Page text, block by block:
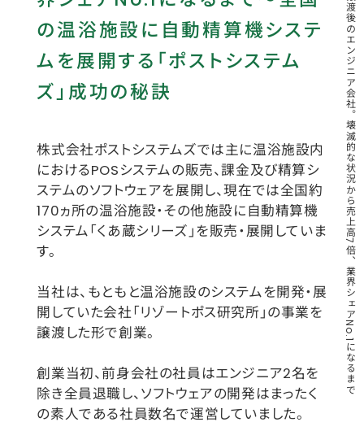
素人だらけでスタートした事業譲渡後のエンジニア会社。壊滅的な状況から売上高7倍、業界シェアNo.1になるまで
#ラフィネマルシェ #KINAN Racing Team
#スポーツ #リバース東京
#ボディワークホールディングス
#アスリート支援 #アロマテラピー
#キャリア形成 #ナチュラルボディ
#ボディワークセラピストエージェンシー
#健康管理 #新人賞 #社内イベント
#スペシャルコラボ #セラピストアスリート
#健康寿命 #入江陵介さん
#内定式 #就活 #温浴施設
#特別対談 #特別講演 #福利厚生
の温浴施設に自動精算機システ
ムを展開する「ポストシステム
ズ」成功の秘訣
株式会社ポストシステムズでは主に温浴施設内
におけるPOSシステムの販売、課金及び精算シ
ステムのソフトウェアを展開し、現在では全国約
170ヵ所の温浴施設・その他施設に自動精算機
システム「くあ蔵シリーズ」を販売・展開していま
す。
当社は、もともと温浴施設のシステムを開発・展
開していた会社「リゾートポス研究所」の事業を
譲渡した形で創業。
創業当初、前身会社の社員はエンジニア2名を
除き全員退職し、ソフトウェアの開発はまったく
の素人である社員数名で運営していました。